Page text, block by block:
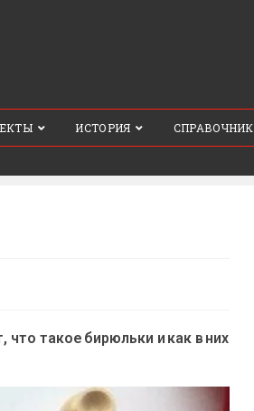
ИСТОРИЯ СПРАВОЧНИК
такое бирюльки и как в них